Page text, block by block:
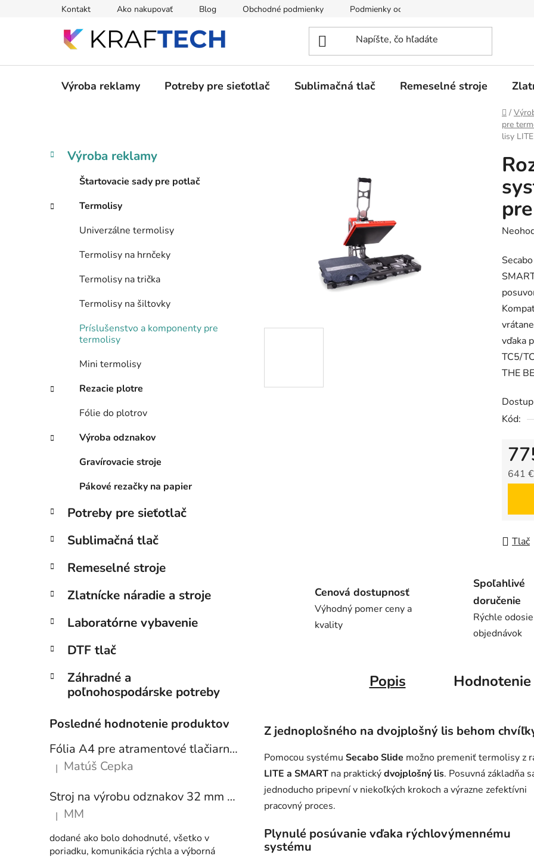
Kontakt Ako nakupovať Blog Obchodné podmienky Podmienky ochrany osobných údajov
Výroba reklamy Potreby pre sieťotlač Sublimačná tlač Remeselné stroje
Domov
/
pre
lisy
B
ý
Preskočiť
kategórie
K
a
g
ó
Výroba reklamy
Štartovacie sady pre potlač
Termolisy
Univerzálne termolisy
Termolisy na hrnčeky
Termolisy na trička
Termolisy na šiltovky
Príslušenstvo a komponenty pre
termolisy
Mini termolisy
Rezacie plotre
Fólie do plotrov
Výroba odznakov
Gravírovacie stroje
Pákové rezačky na papier
Potreby pre sieťotlač
Sublimačná tlač
Remeselné stroje
Zlatnícke náradie a stroje
Laboratórne vybavenie
DTF tlač
Záhradné a
poľnohospodárske potreby
Posledné hodnotenie produktov
Fólia A4 pre atramentové tlačiarne - sada 10 ks
Hodnotenie produktu je 5 z 5 hviezdičiek.
| Matúš Cepka
Stroj na výrobu odznakov 32 mm a 58 mm + 250 ks odznakov
Hodnotenie produktu je 5 z 5 hviezdičiek.
| MM
dodané ako bolo dohodnuté, všetko v
poriadku, komunikácia rýchla a výborná
je
0,0
z
5
vďaka
TC5/
THE
Kód:
641
Tlač
Cenová dostupnosť
Výhodný pomer ceny a
kvality
Spoľahlivé
doručenie
Rýchle
objednávok
Popis Hodnotenie
Z jednoplošného na dvojplošný lis behom
Pomocou systému Secabo Slide možno premeniť termolisy z
LITE a SMART na praktickýdvojplošný lis. Posuvná základňa
jednoducho pripevní v niekoľkých krokoch a výrazne zefektívni
pracovný proces.
Plynulé posúvanie vďaka rýchlovýmennému
systému